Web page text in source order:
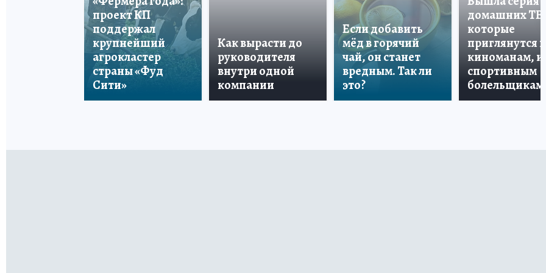
проект КП
поддержал
крупнейший
агрокластер
страны «Фуд
Сити»
Как вырасти до
руководителя
внутри одной
компании
Если добавить
мёд в горячий
чай, он станет
вредным. Так ли
это?
домашних ТВ,
которые
приглянутся и
киноманам, и
спортивным
болельщикам